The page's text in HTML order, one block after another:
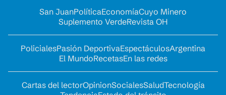
San JuanPolíticaEconomíaCuyo Minero
Suplemento VerdeRevista OH
PolicialesPasión DeportivaEspectáculosArgentina
El MundoRecetasEn las redes
Cartas del lectorOpinionSocialesSaludTecnología